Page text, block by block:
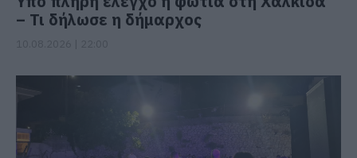
– Τι δήλωσε η δήμαρχος